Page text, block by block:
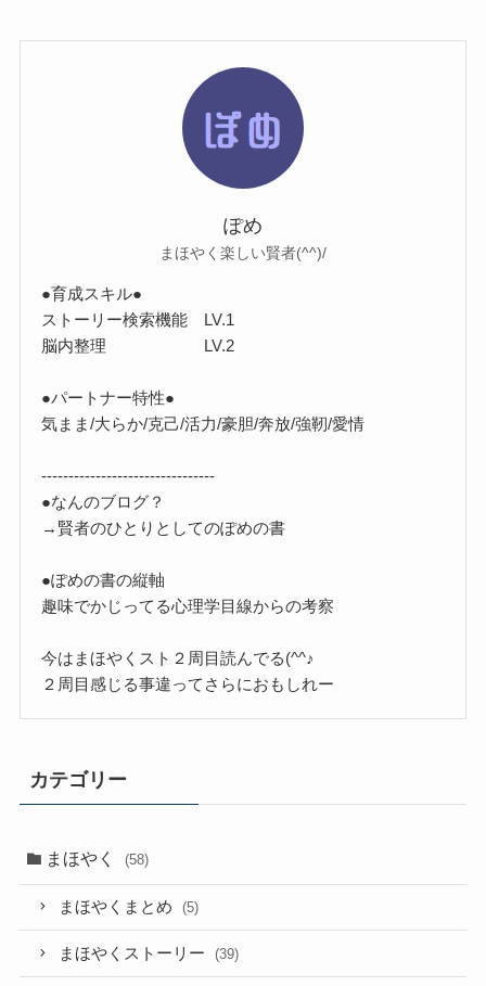
ぽめ
まほやく楽しい賢者(^^)/
●育成スキル●
ストーリー検索機能 LV.1
脳内整理 LV.2
●パートナー特性●
気まま/大らか/克己/活力/豪胆/奔放/強靭/愛情
--------------------------------
●なんのブログ？
→賢者のひとりとしてのぽめの書
●ぽめの書の縦軸
趣味でかじってる心理学目線からの考察
今はまほやくスト２周目読んでる(^^♪
２周目感じる事違ってさらにおもしれー
カテゴリー
まほやく (58)
まほやくまとめ (5)
まほやくストーリー (39)